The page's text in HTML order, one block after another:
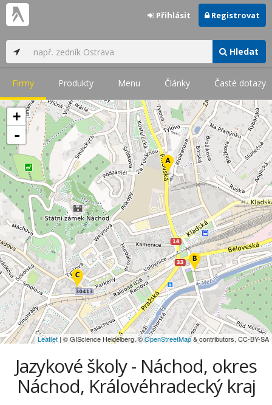
Hledat
Přihlásit Registrovat
Firmy Produkty Menu Články Časté dotazy
+
-
Leaflet| © GIScience Heidelberg, ©OpenStreetMap& contributors, CC-BY-SA
Jazykové školy - Náchod, okres
Náchod, Královéhradecký kraj